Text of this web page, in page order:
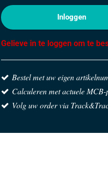
Inloggen
Gelieve in te loggen om te
Bestel met uw eigen
Calculeren met actuele
Volg uw order via